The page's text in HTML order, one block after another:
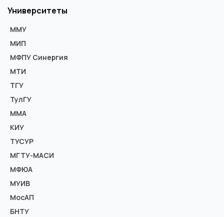
Университеты
ММУ
МИП
МФПУ Синергия
МТИ
ТГУ
ТулГУ
ММА
КИУ
ТУСУР
МГТУ-МАСИ
МФЮА
МУИВ
МосАП
БНТУ